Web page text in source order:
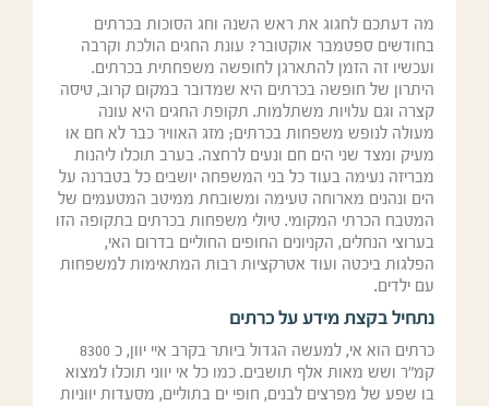
מה דעתכם לחגוג את ראש השנה וחג הסוכות בכרתים
בחודשים ספטמבר אוקטובר? עונת החגים הולכת וקרבה
ועכשיו זה הזמן להתארגן לחופשה משפחתית בכרתים.
היתרון של חופשה בכרתים היא שמדובר במקום קרוב, טיסה
קצרה וגם עלויות משתלמות. תקופת החגים היא עונה
מעולה לנופש משפחות בכרתים; מזג האוויר כבר לא חם או
מעיק ומצד שני הים חם ונעים לרחצה. בערב תוכלו ליהנות
מבריזה נעימה בעוד כל בני המשפחה יושבים כל בטברנה על
הים ונהנים מארוחה טעימה ומשובחת ממיטב המטעמים של
המטבח הכרתי המקומי. טיולי משפחות בכרתים בתקופה הזו
בערוצי הנחלים, הקניונים החופים החוליים בדרום האי,
הפלגות ביכטה ועוד אטרקציות רבות המתאימות למשפחות
עם ילדים.
נתחיל בקצת מידע על כרתים
כרתים הוא אי, למעשה הגדול ביותר בקרב איי יוון, כ 8300
קמ״ר ושש מאות אלף תושבים. כמו כל אי יווני תוכלו למצוא
בו שפע של מפרצים לבנים, חופי ים בתוליים, מסעדות יווניות